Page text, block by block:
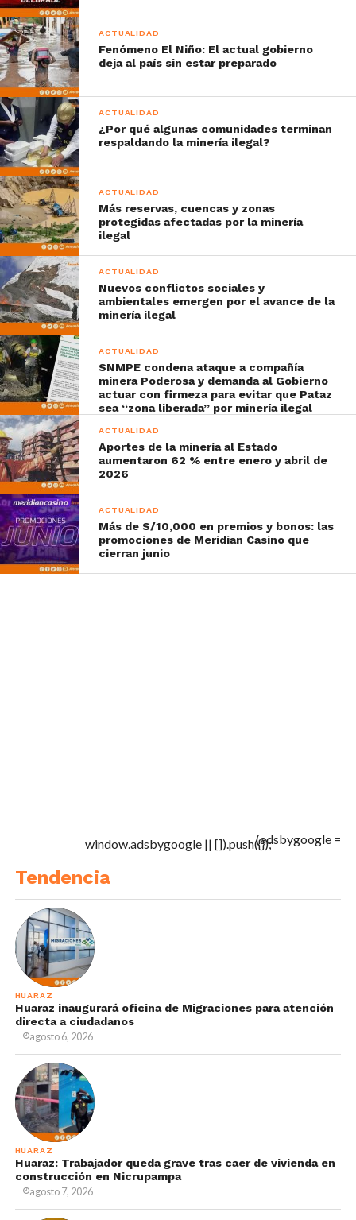
ACTUALIDAD
Fenómeno El Niño: El actual gobierno
deja al país sin estar preparado
ACTUALIDAD
¿Por qué algunas comunidades terminan
respaldando la minería ilegal?
ACTUALIDAD
Más reservas, cuencas y zonas
protegidas afectadas por la minería
ilegal
ACTUALIDAD
Nuevos conflictos sociales y
ambientales emergen por el avance de la
minería ilegal
ACTUALIDAD
SNMPE condena ataque a compañía
minera Poderosa y demanda al Gobierno
actuar con firmeza para evitar que Pataz
sea “zona liberada” por minería ilegal
ACTUALIDAD
Aportes de la minería al Estado
aumentaron 62 % entre enero y abril de
2026
ACTUALIDAD
Más de S/10,000 en premios y bonos: las
promociones de Meridian Casino que
cierran junio
(adsbygoogle =
window.adsbygoogle || []).push({});
Tendencia
HUARAZ
Huaraz inaugurará oficina de Migraciones para atención
directa a ciudadanos
agosto 6, 2026
HUARAZ
Huaraz: Trabajador queda grave tras caer de vivienda en
construcción en Nicrupampa
agosto 7, 2026